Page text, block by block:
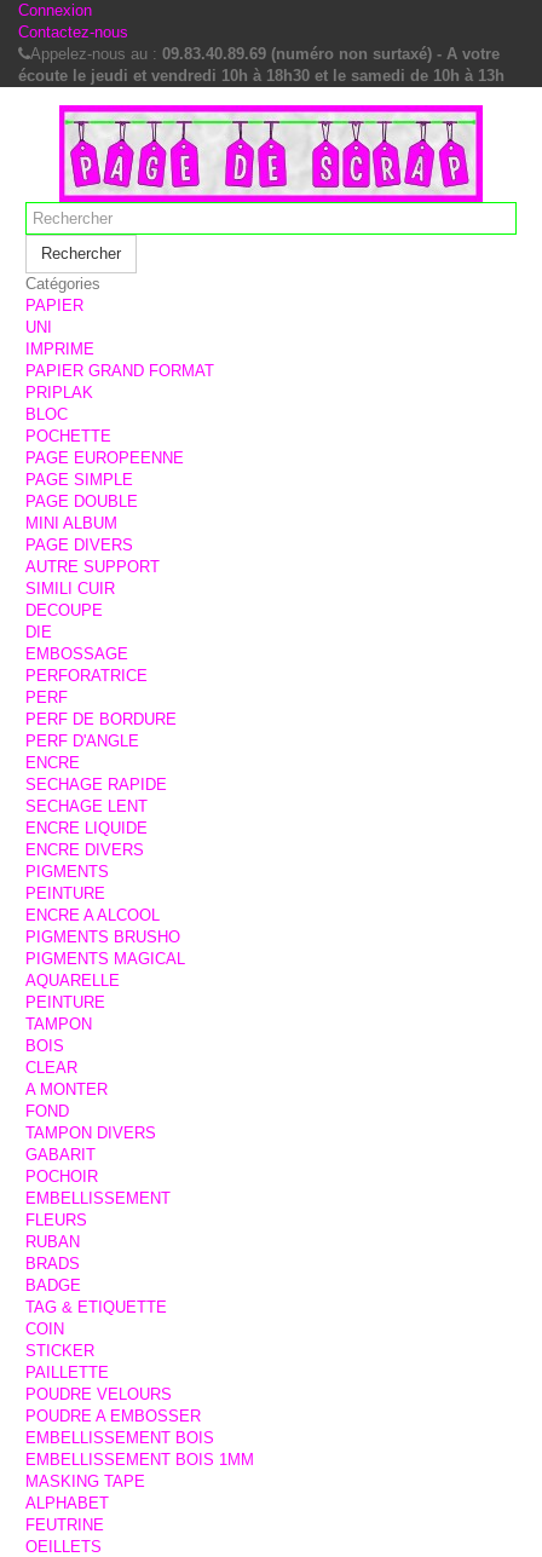
Connexion
Contactez-nous
Appelez-nous au : 09.83.40.89.69 (numéro non surtaxé) - A votre
écoute le jeudi et vendredi 10h à 18h30 et le samedi de 10h à 13h
Rechercher
Catégories
PAPIER
UNI
IMPRIME
PAPIER GRAND FORMAT
PRIPLAK
BLOC
POCHETTE
PAGE EUROPEENNE
PAGE SIMPLE
PAGE DOUBLE
MINI ALBUM
PAGE DIVERS
AUTRE SUPPORT
SIMILI CUIR
DECOUPE
DIE
EMBOSSAGE
PERFORATRICE
PERF
PERF DE BORDURE
PERF D'ANGLE
ENCRE
SECHAGE RAPIDE
SECHAGE LENT
ENCRE LIQUIDE
ENCRE DIVERS
PIGMENTS
PEINTURE
ENCRE A ALCOOL
PIGMENTS BRUSHO
PIGMENTS MAGICAL
AQUARELLE
PEINTURE
TAMPON
BOIS
CLEAR
A MONTER
FOND
TAMPON DIVERS
GABARIT
POCHOIR
EMBELLISSEMENT
FLEURS
RUBAN
BRADS
BADGE
TAG & ETIQUETTE
COIN
STICKER
PAILLETTE
POUDRE VELOURS
POUDRE A EMBOSSER
EMBELLISSEMENT BOIS
EMBELLISSEMENT BOIS 1MM
MASKING TAPE
ALPHABET
FEUTRINE
OEILLETS